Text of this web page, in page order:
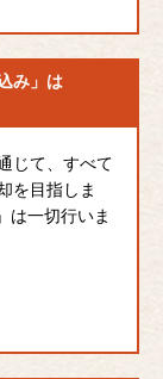
み」は
じて、すべて
を目指しま
は一切行いま